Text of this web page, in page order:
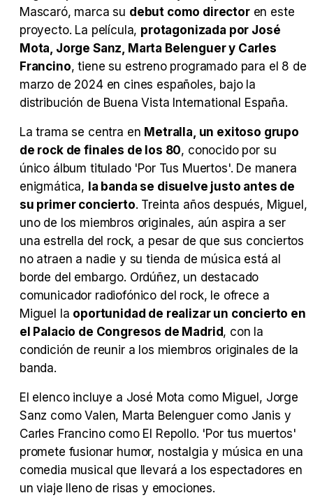
Tráiler en español 'Outcome' (2026)
Mascaró, marca su debut como directoren este
proyecto. La película, protagonizada por José
Mota, Jorge Sanz, Marta Belenguer y Carles
Francino, tiene su estreno programado para el 8 de
marzo de 2024 en cines españoles, bajo la
distribución de Buena Vista International España.
La trama se centra en Metralla, un exitoso grupo
de rock de finales de los 80, conocido por su
único álbum titulado 'Por Tus Muertos'. De manera
enigmática, la banda se disuelve justo antes de
su primer concierto. Treinta años después, Miguel,
uno de los miembros originales, aún aspira a ser
una estrella del rock, a pesar de que sus conciertos
no atraen a nadie y su tienda de música está al
borde del embargo. Ordúñez, un destacado
comunicador radiofónico del rock, le ofrece a
Miguel la oportunidad de realizar un concierto en
el Palacio de Congresos de Madrid, con la
condición de reunir a los miembros originales de la
banda.
El elenco incluye a José Mota como Miguel, Jorge
Sanz como Valen, Marta Belenguer como Janis y
Carles Francino como El Repollo. 'Por tus muertos'
promete fusionar humor, nostalgia y música en una
comedia musical que llevará a los espectadores en
un viaje lleno de risas y emociones.